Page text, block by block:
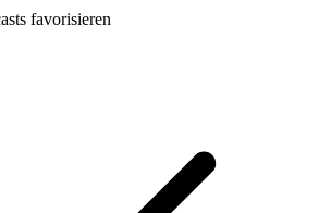
favorisieren